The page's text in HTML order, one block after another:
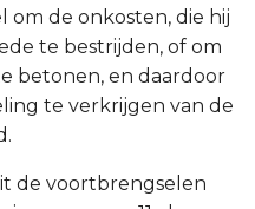
om de onkosten, die hij
te bestrijden, of om
betonen, en daardoor
te verkrijgen van de
de voortbrengselen